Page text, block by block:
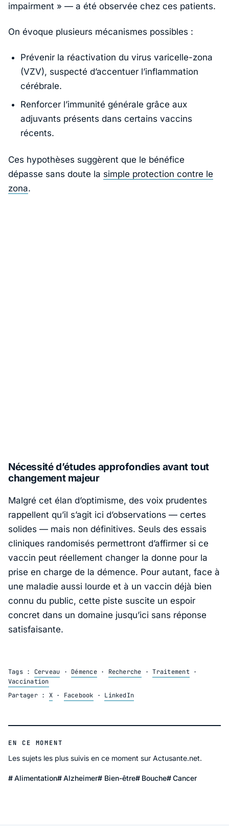
impairment » — a été observée chez ces patients.
On évoque plusieurs mécanismes possibles :
Prévenir la réactivation du virus varicelle-zona
(VZV), suspecté d’accentuer l’inflammation
cérébrale.
Renforcer l’immunité générale grâce aux
adjuvants présents dans certains vaccins
récents.
Ces hypothèses suggèrent que le bénéfice
dépasse sans doute la simple protection contre le
zona.
Nécessité d’études approfondies avant tout
changement majeur
Malgré cet élan d’optimisme, des voix prudentes
rappellent qu’il s’agit ici d’observations — certes
solides — mais non définitives. Seuls des essais
cliniques randomisés permettront d’affirmer si ce
vaccin peut réellement changer la donne pour la
prise en charge de la démence. Pour autant, face à
une maladie aussi lourde et à un vaccin déjà bien
connu du public, cette piste suscite un espoir
concret dans un domaine jusqu’ici sans réponse
satisfaisante.
Tags : Cerveau · Démence· Recherche ·Traitement·
Vaccination
Partager : X· Facebook · LinkedIn
EN CE MOMENT
Les sujets les plus suivis en ce moment sur Actusante.net.
Alimentation Alzheimer Bien-être Bouche Cancer